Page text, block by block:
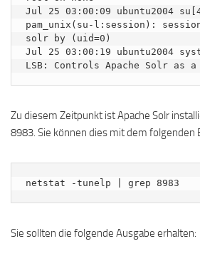
Jul 25 03:00:09 ubuntu2004
pam_unix(su-l:session):
solr by (uid=0)
Jul 25 03:00:19 ubuntu2004
Zu diesem Zeitpunkt ist Apache Solr
8983. Sie können dies mit dem folgenden
netstat -tunelp | grep 8983
Sie sollten die folgende Ausgabe erhalten: